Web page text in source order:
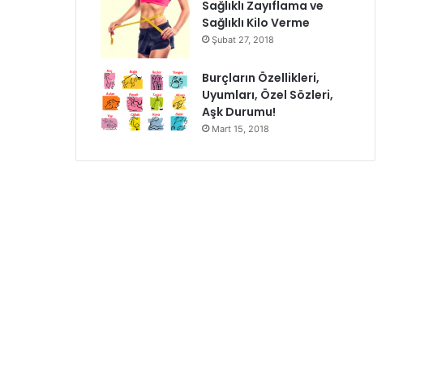
Sağlıklı Zayıflama ve
Sağlıklı Kilo Verme
Şubat 27, 2018
Burçların Özellikleri,
Uyumları, Özel Sözleri,
Aşk Durumu!
Mart 15, 2018